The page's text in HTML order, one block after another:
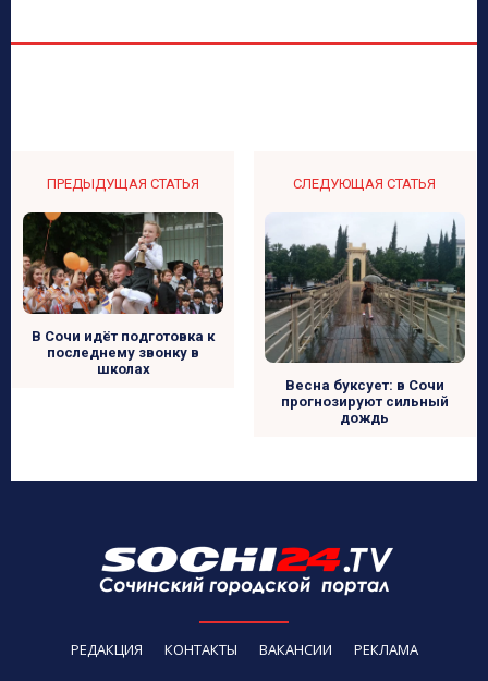
ПРЕДЫДУЩАЯ СТАТЬЯ
В Сочи идёт подготовка к
последнему звонку в
школах
СЛЕДУЮЩАЯ СТАТЬЯ
Весна буксует: в Сочи
прогнозируют сильный
дождь
РЕДАКЦИЯ КОНТАКТЫ ВАКАНСИИ РЕКЛАМА